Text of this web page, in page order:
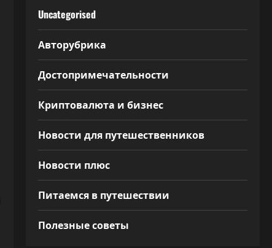
Uncategorised
Авторубрика
Достопримечательности
Криптовалюта и бизнес
Новости для путешественников
Новости плюс
Питаемся в путешествии
Полезные советы